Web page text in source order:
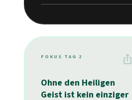
FOKUS TAG 2 ios_share
Ohne den Heiligen
Geist ist kein einziger